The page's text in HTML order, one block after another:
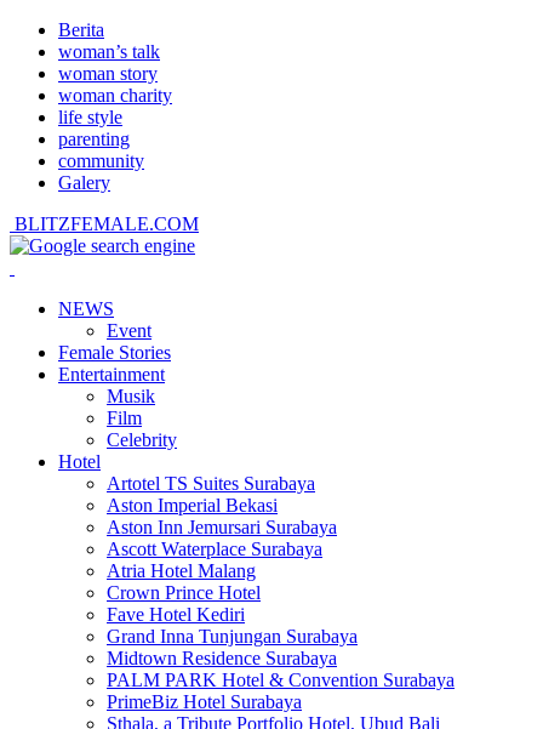
Berita
woman’s talk
woman story
woman charity
life style
parenting
community
Galery
BLITZFEMALE.COM
NEWS
Event
Female Stories
Entertainment
Musik
Film
Celebrity
Hotel
Artotel TS Suites Surabaya
Aston Imperial Bekasi
Aston Inn Jemursari Surabaya
Ascott Waterplace Surabaya
Atria Hotel Malang
Crown Prince Hotel
Fave Hotel Kediri
Grand Inna Tunjungan Surabaya
Midtown Residence Surabaya
PALM PARK Hotel & Convention Surabaya
PrimeBiz Hotel Surabaya
Sthala, a Tribute Portfolio Hotel, Ubud Bali